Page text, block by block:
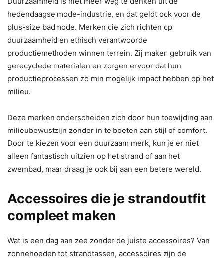
hedendaagse mode-industrie, en dat geldt ook voor de
plus-size badmode. Merken die zich richten op
duurzaamheid en ethisch verantwoorde
productiemethoden winnen terrein. Zij maken gebruik van
gerecyclede materialen en zorgen ervoor dat hun
productieprocessen zo min mogelijk impact hebben op het
milieu.
Deze merken onderscheiden zich door hun toewijding aan
milieubewustzijn zonder in te boeten aan stijl of comfort.
Door te kiezen voor een duurzaam merk, kun je er niet
alleen fantastisch uitzien op het strand of aan het
zwembad, maar draag je ook bij aan een betere wereld.
Accessoires die je strandoutfit
compleet maken
Wat is een dag aan zee zonder de juiste accessoires? Van
zonnehoeden tot strandtassen, accessoires zijn de